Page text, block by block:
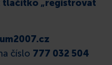
tlačítko „registrovat
číslo 777 032 504